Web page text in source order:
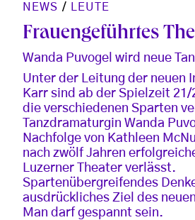
NEWS / LEUTE
Frauengeführtes
Wanda Puvogel wird neue
Unter der Leitung der neuen
Karr sind ab der Spielzeit
die verschiedenen Sparten
Tanzdramaturgin Wanda
Nachfolge von Kathleen
nach zwölf Jahren
Luzerner Theater verlässt.
Spartenübergreifendes
ausdrückliches Ziel des
Man darf gespannt sein.